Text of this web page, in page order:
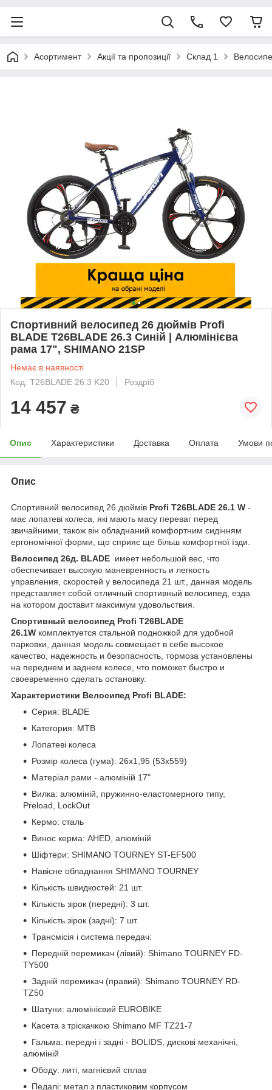
Асортимент Акції та пропозиції Склад 1
Спортивний велосипед 26 дюймів Profi
BLADE T26BLADE 26.3 Синій | Алюмінієва
рама 17", SHIMANO 21SP
Немає в наявності
Код: T26BLADE 26.3 K20
Роздріб
14 457 ₴
Опис Характеристики Доставка Оплата Умови
Опис
Спортивний велосипед 26 дюймів Profi T26BLADE 26.1 W -
має лопатеві колеса, які мають масу переваг перед
звичайними, також він обладнаний комфортним сидінням
ергономічної форми, що сприяє ще більш комфортної їзди.
Велосипед 26д. BLADE имеет небольшой вес, что
обеспечивает высокую маневренность и легкость
управления, скоростей у велосипеда 21 шт., данная модель
представляет собой отличный спортивный велосипед, езда
на котором доставит максимум удовольствия.
Спортивный велосипед Profi T26BLADE
26.1W комплектуется стальной подножкой для удобной
парковки, данная модель совмещает в себе высокое
качество, надежность и безопасность, тормоза установлены
на переднем и заднем колесе, что поможет быстро и
своевременно сделать остановку.
Характеристики Велосипед Profi BLADE:
Серия: BLADE
Категория: MTB
Лопатеві колеса
Розмір колеса (гума): 26х1,95 (53х559)
Матеріал рами - алюміній 17"
Вилка: алюміній, пружинно-еластомерного типу,
Preload, LockOut
Кермо: сталь
Винос керма: AHED, алюміній
Шіфтери: SHIMANO TOURNEY ST-EF500
Навісне обладнання SHIMANO TOURNEY
Кількість швидкостей: 21 шт.
Кількість зірок (передні): 3 шт.
Кількість зірок (задні): 7 шт.
Трансмісія і система передач:
Передній перемикач (лівий): Shimano TOURNEY FD-
TY500
Задній перемикач (правий): Shimano TOURNEY RD-
TZ50
Шатуни: алюмінієвий EUROBIKE
Касета з тріскачкою Shimano MF TZ21-7
Гальма: передні і задні - BOLIDS, дискові механічні,
алюміній
Ободу: литі, магнієвий сплав
Педалі: метал з пластиковим корпусом